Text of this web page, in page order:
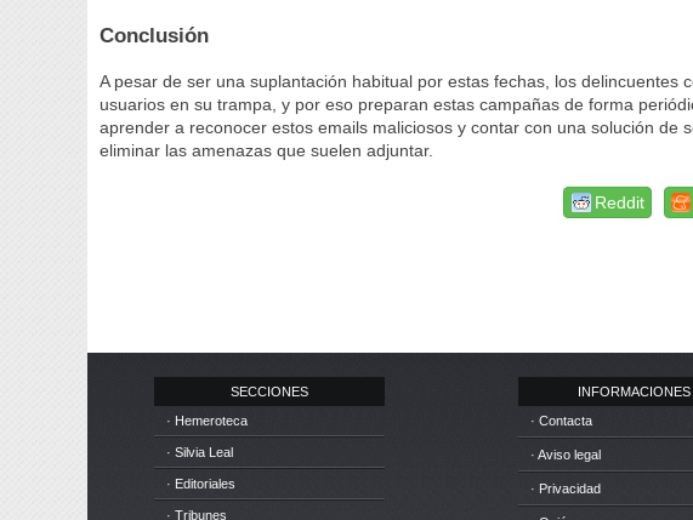
Conclusión
A pesar de ser una suplantación habitual por estas fechas, los delincuentes
usuarios en su trampa, y por eso preparan estas campañas de forma
aprender a reconocer estos emails maliciosos y contar con una solución de
eliminar las amenazas que suelen adjuntar.
Reddit
SECCIONES
· Hemeroteca
· Silvia Leal
· Editoriales
· Tribunes
INFORMACIONES
· Contacta
· Aviso legal
· Privacidad